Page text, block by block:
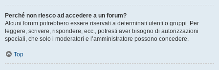
Perché non riesco ad accedere a un forum?
Alcuni forum potrebbero essere riservati a determinati utenti o gruppi. Per
leggere, scrivere, rispondere, ecc., potresti aver bisogno di autorizzazioni
speciali, che solo i moderatori e l’amministratore possono concedere.
Top